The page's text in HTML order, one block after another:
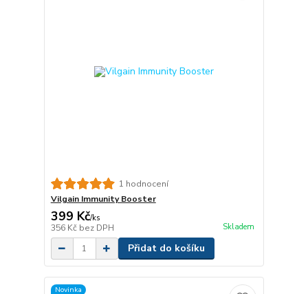
1 hodnocení
Vilgain Immunity Booster
399 Kč/ks
356 Kč bez DPH Skladem
Přidat do košíku
Novinka